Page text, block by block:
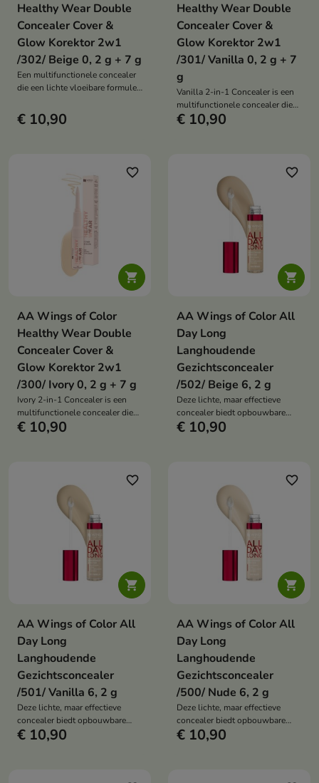
Healthy Wear Double
Concealer Cover &
Glow Korektor 2w1
/302/ Beige 0, 2 g + 7 g
Een multifunctionele concealer
die een lichte vloeibare formule
dekkend potlood. Dit duo helpt
imperfecties te camoufleren, de
make-upapplicatie mogelijk te
€ 10,90
Healthy Wear Double
Concealer Cover &
Glow Korektor 2w1
/301/ Vanilla 0, 2 g + 7
g
Vanilla 2-in-1 Concealer is een
multifunctionele concealer die
een lichte vloeibare formule
teint te egaliseren, specifieke
delen van het gezicht te
verhelderen en zorgt voor een
precieze make-upapplicatie.
€ 10,90

favorite_border
AA Wings of Color
Healthy Wear Double
Concealer Cover &
Glow Korektor 2w1
/300/ Ivory 0, 2 g + 7 g
Ivory 2-in-1 Concealer is een
multifunctionele concealer die
een lichte vloeibare formule
teint te egaliseren, specifieke
delen van het gezicht te
verhelderen en zorgt voor een
precieze make-upapplicatie.
€ 10,90

favorite_border
AA Wings of Color All
Day Long
Langhoudende
Gezichtsconcealer
/502/ Beige 6, 2 g
Deze lichte, maar effectieve
concealer biedt opbouwbare
dekking van medium tot
laat een natuurlijk matte finish
achter, waardoor donkere
kringen, oneffenheden, roodheid
en pigmentvlekken worden
gecamoufleerd.
€ 10,90

favorite_border
AA Wings of Color All
Day Long
Langhoudende
Gezichtsconcealer
/501/ Vanilla 6, 2 g
Deze lichte, maar effectieve
concealer biedt opbouwbare
dekking van medium tot
€ 10,90

favorite_border
AA Wings of Color All
Day Long
Langhoudende
Gezichtsconcealer
/500/ Nude 6, 2 g
Deze lichte, maar effectieve
concealer biedt opbouwbare
dekking van medium tot
€ 10,90